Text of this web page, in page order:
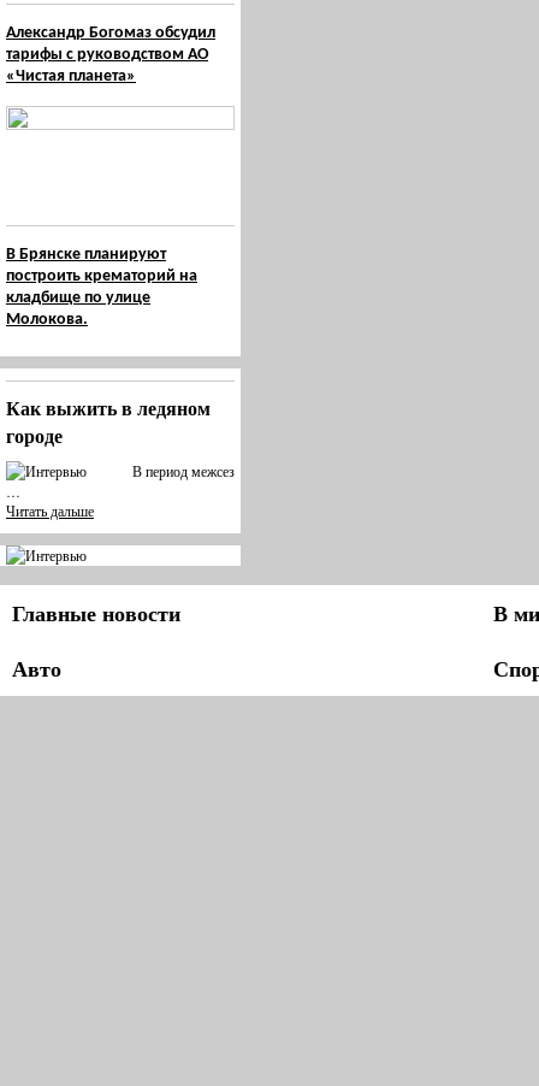
Александр Богомаз обсудил
тарифы с руководством АО
«Чистая планета»
В Брянске планируют
построить крематорий на
кладбище по улице
Молокова.
Как выжить в ледяном
городе
В период межсез
…
Читать дальше
Главные новости
В
Авто